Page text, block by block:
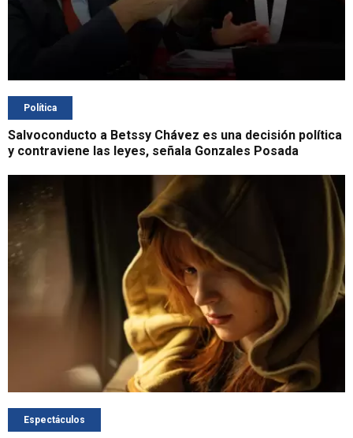
Política
Salvoconducto a Betssy Chávez es una decisión política
y contraviene las leyes, señala Gonzales Posada
Espectáculos